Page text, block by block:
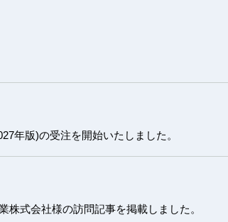
年版)の受注を開始いたしました。
株式会社様の訪問記事を掲載しました。